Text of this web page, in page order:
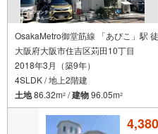
弊社が選ばれる理由
1.お金の扱い方のプロ、ファイナン
ト！
2.買い替えなどにも対応できる売却専
3.たくさんの銀行と繋がりがあるた
能！
4.物件のお引渡し後に必要になった
ランナーがご提案！
5.定期的にご連絡を繋ぎ、有事の際に
弊社は専門家同士が連携をとってい
OsakaMetro御堂筋線 「あびこ」駅
大阪府大阪市住吉区苅田10丁目
2018年3月（築9年）
4SLDK / 地上2階建
土地86.32m2 /建物96.05m2